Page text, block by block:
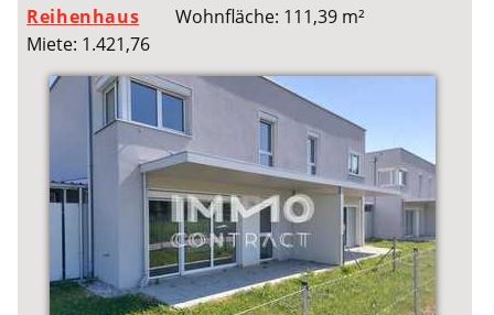
Reihenhaus
Wohnfläche: 111,39 m²
Miete: 1.421,76